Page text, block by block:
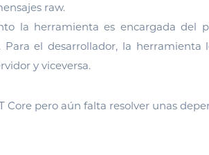
raw.
la herramienta es encargada del
el desarrollador, la herramienta
y viceversa.
Core pero aún falta resolver unas